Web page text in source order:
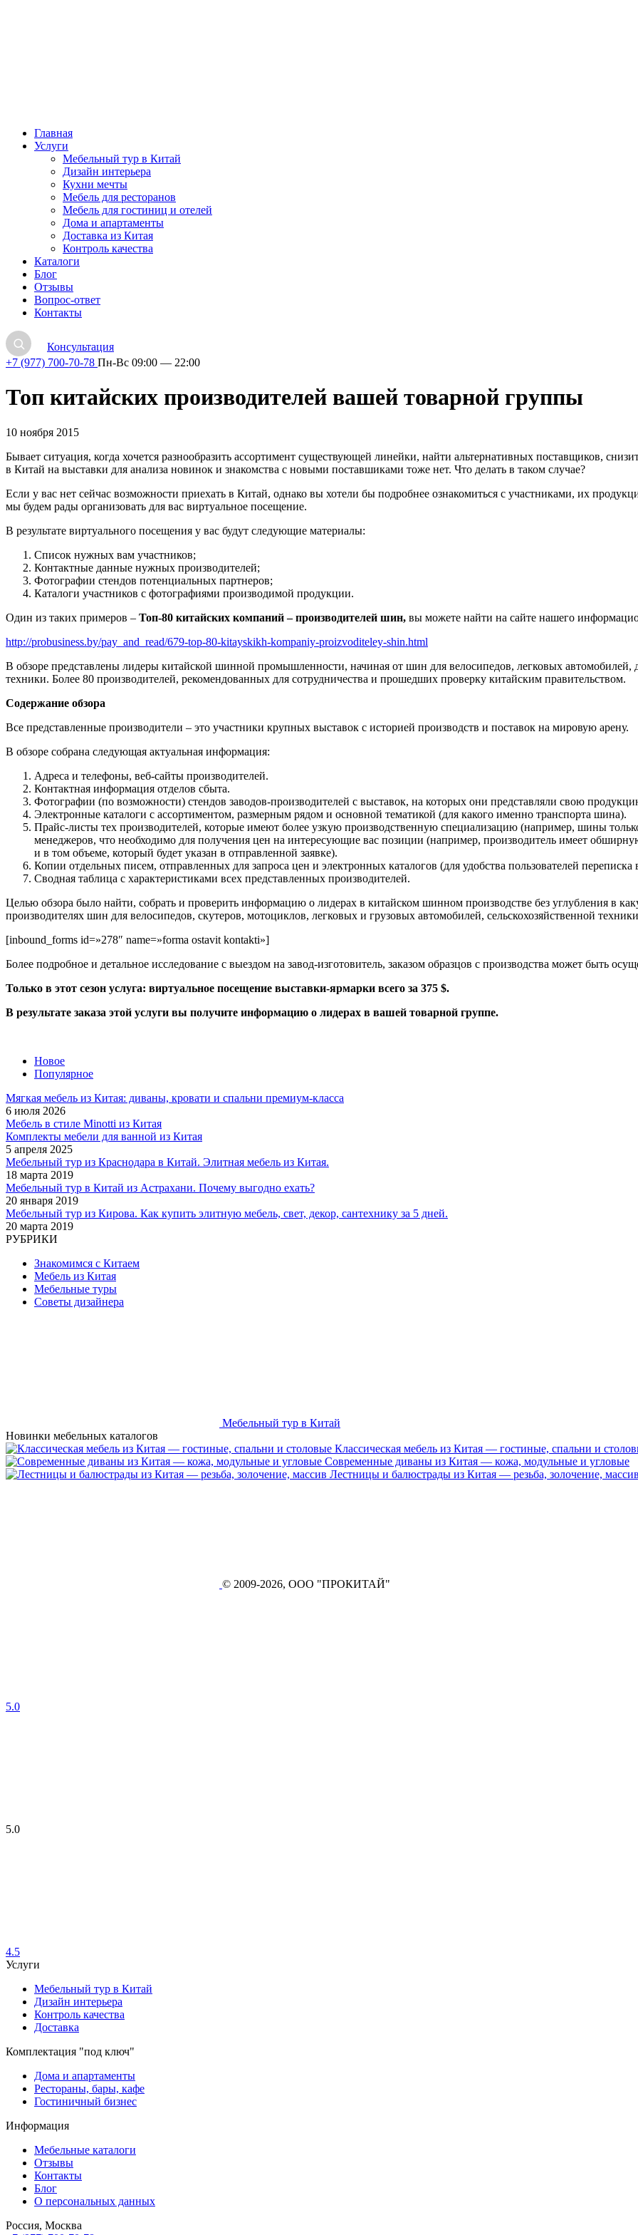
Главная
Услуги
Мебельный тур в Китай
Дизайн интерьера
Кухни мечты
Мебель для ресторанов
Мебель для гостиниц и отелей
Дома и апартаменты
Доставка из Китая
Контроль качества
Каталоги
Блог
Отзывы
Вопрос-ответ
Контакты
Консультация
+7 (977) 700-70-78 Пн-Вс 09:00 — 22:00
Топ китайских производителей вашей товарной группы
10 ноября 2015
Бывает ситуация, когда хочется разнообразить ассортимент существующей линейки, найти альтернативных поставщиков,
в Китай на выставки для анализа новинок и знакомства с новыми поставшиками тоже нет. Что делать в таком случае?
Если у вас нет сейчас возможности приехать в Китай, однако вы хотели бы подробнее ознакомиться с участниками, их
мы будем рады организовать для вас виртуальное посещение.
В результате виртуального посещения у вас будут следующие материалы:
Список нужных вам участников;
Контактные данные нужных производителей;
Фотографии стендов потенциальных партнеров;
Каталоги участников с фотографиями производимой продукции.
Один из таких примеров – Топ-80 китайских компаний – производителей шин, вы можете найти на сайте нашего
http://probusiness.by/pay_and_read/679-top-80-kitayskikh-kompaniy-proizvoditeley-shin.html
В обзоре представлены лидеры китайской шинной промышленности, начиная от шин для велосипедов, легковых автомобилей,
техники. Более 80 производителей, рекомендованных для сотрудничества и прошедших проверку китайским правительством.
Содержание обзора
Все представленные производители – это участники крупных выставок с историей производств и поставок на мировую арену.
В обзоре собрана следующая актуальная информация:
Адреса и телефоны, веб-сайты производителей.
Контактная информация отделов сбыта.
Фотографии (по возможности) стендов заводов-производителей с выставок, на которых они представляли свою
Электронные каталоги с ассортиментом, размерным рядом и основной тематикой (для какого именно транспорта шина).
Прайс-листы тех производителей, которые имеют более узкую производственную специализацию (например, шины
менеджеров, что необходимо для получения цен на интересующие вас позиции (например, производитель имеет
и в том объеме, который будет указан в отправленной заявке).
Копии отдельных писем, отправленных для запроса цен и электронных каталогов (для удобства пользователей переписка
Сводная таблица с характеристиками всех представленных производителей.
Целью обзора было найти, собрать и проверить информацию о лидерах в китайском шинном производстве без углубления в
производителях шин для велосипедов, скутеров, мотоциклов, легковых и грузовых автомобилей, сельскохозяйственной
[inbound_forms id=»278″ name=»forma ostavit kontakti»]
Более подробное и детальное исследование с выездом на завод-изготовитель, заказом образцов с производства может быть
Только в этот сезон услуга: виртуальное посещение выставки-ярмарки всего за 375 $.
В результате заказа этой услуги вы получите информацию о лидерах в вашей товарной группе.
Новое
Популярное
Мягкая мебель из Китая: диваны, кровати и спальни премиум-класса
6 июля 2026
Мебель в стиле Minotti из Китая
Комплекты мебели для ванной из Китая
5 апреля 2025
Мебельный тур из Краснодара в Китай. Элитная мебель из Китая.
18 марта 2019
Мебельный тур в Китай из Астрахани. Почему выгодно ехать?
20 января 2019
Мебельный тур из Кирова. Как купить элитную мебель, свет, декор, сантехнику за 5 дней.
20 марта 2019
РУБРИКИ
Знакомимся с Китаем
Мебель из Китая
Мебельные туры
Советы дизайнера
Мебельный тур в Китай
Новинки мебельных каталогов
Классическая мебель из Китая — гостиные, спальни и
Современные диваны из Китая — кожа, модульные и угловые
Лестницы и балюстрады из Китая — резьба, золочение, массив
© 2009-2026, ООО "ПРОКИТАЙ"
5.0
5.0
4.5
Услуги
Мебельный тур в Китай
Дизайн интерьера
Контроль качества
Доставка
Комплектация "под ключ"
Дома и апартаменты
Рестораны, бары, кафе
Гостиничный бизнес
Информация
Мебельные каталоги
Отзывы
Контакты
Блог
О персональных данных
Россия, Москва